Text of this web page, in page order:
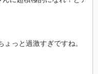
っと過激すぎですね。